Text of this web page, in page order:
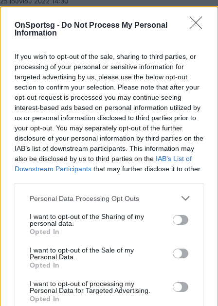
OnSportsg - Do Not Process My Personal
Information
If you wish to opt-out of the sale, sharing to third parties, or
processing of your personal or sensitive information for
targeted advertising by us, please use the below opt-out
section to confirm your selection. Please note that after your
opt-out request is processed you may continue seeing
interest-based ads based on personal information utilized by
us or personal information disclosed to third parties prior to
your opt-out. You may separately opt-out of the further
disclosure of your personal information by third parties on the
IAB’s list of downstream participants. This information may
also be disclosed by us to third parties on the IAB’s List of
Downstream Participants that may further disclose it to other
Personal Data Processing Opt Outs
I want to opt-out of the Sharing of my
personal data.
Opted In
I want to opt-out of the Sale of my
Personal Data.
Opted In
I want to opt-out of processing my
Personal Data for Targeted Advertising.
Opted In
ΠΑΟΚ: Κάργας… τριετίας με επική
παρουσίαση – «Κάντε καμία μεταγραφή»
Επίσημα παίκτης του ΠΑΟΚ έως το 2025 είναι ο
25 Ιουνίου 2022 11:35